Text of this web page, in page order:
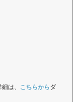
は、 こちらから ダ